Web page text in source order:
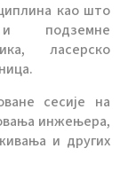
као што
и подземне
ласерско
сесије на
инжењера,
и других